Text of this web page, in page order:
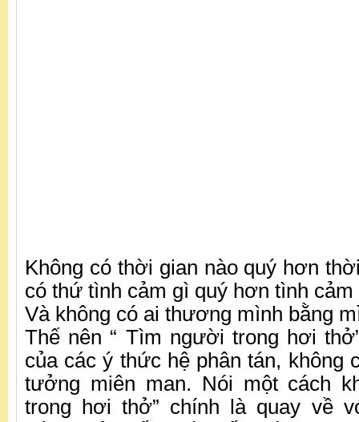
Không có thời gian nào quý hơn
có thứ tình cảm gì quý hơn tình
Và không có ai thương mình bằng
Thế nên “ Tìm người trong hơi
của các ý thức hệ phân tán, không
tưởng miên man. Nói một cách
trong hơi thở” chính là quay về